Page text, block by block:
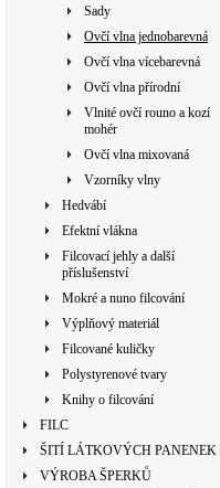
Sady
Ovčí vlna jednobarevná
Ovčí vlna vícebarevná
Ovčí vlna přírodní
Vlnité ovčí rouno a kozí
mohér
Ovčí vlna mixovaná
Vzorníky vlny
Hedvábí
Efektní vlákna
Filcovací jehly a další
příslušenství
Mokré a nuno filcování
Výplňový materiál
Filcované kuličky
Polystyrenové tvary
Knihy o filcování
FILC
ŠITÍ LÁTKOVÝCH PANENEK
VÝROBA ŠPERKŮ